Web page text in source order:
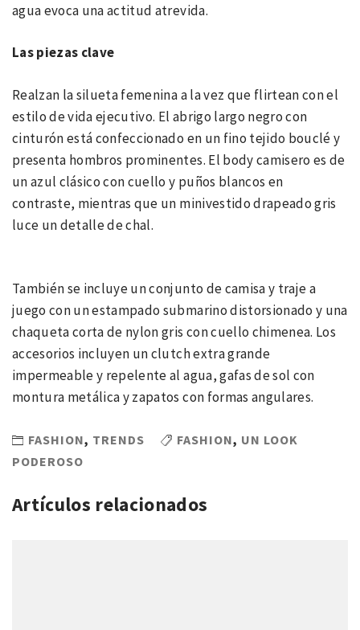
agua evoca una actitud atrevida.
Las piezas clave
Realzan la silueta femenina a la vez que flirtean con el
estilo de vida ejecutivo. El abrigo largo negro con
cinturón está confeccionado en un fino tejido bouclé y
presenta hombros prominentes. El body camisero es de
un azul clásico con cuello y puños blancos en
contraste, mientras que un minivestido drapeado gris
luce un detalle de chal.
También se incluye un conjunto de camisa y traje a
juego con un estampado submarino distorsionado y una
chaqueta corta de nylon gris con cuello chimenea. Los
accesorios incluyen un clutch extra grande
impermeable y repelente al agua, gafas de sol con
montura metálica y zapatos con formas angulares.
FASHION, TRENDS FASHION, UN LOOK
PODEROSO
Artículos relacionados